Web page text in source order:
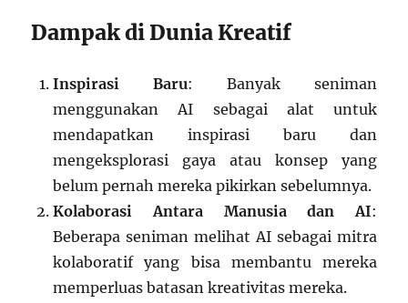
Dampak di Dunia Kreatif
Inspirasi Baru: Banyak seniman
menggunakan AI sebagai alat untuk
mendapatkan inspirasi baru dan
mengeksplorasi gaya atau konsep yang
belum pernah mereka pikirkan sebelumnya.
Kolaborasi Antara Manusia dan AI:
Beberapa seniman melihat AI sebagai mitra
kolaboratif yang bisa membantu mereka
memperluas batasan kreativitas mereka.